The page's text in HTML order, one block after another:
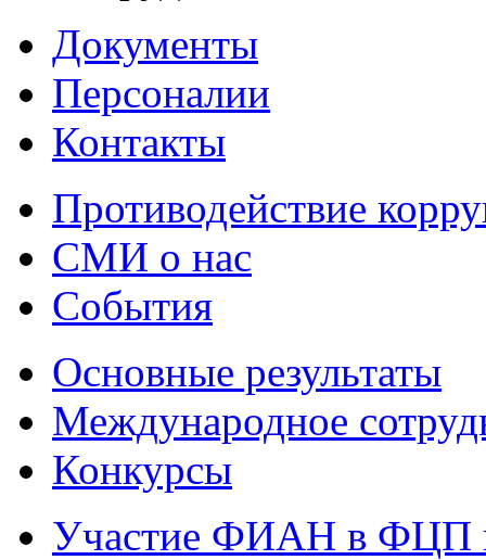
Документы
Персоналии
Контакты
Противодействие
СМИ о нас
События
Основные результаты
Международное
Конкурсы
Участие ФИАН в ФЦП